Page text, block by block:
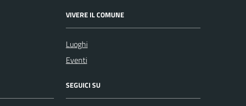
VIVERE IL COMUNE
Luoghi
Eventi
SEGUICI SU